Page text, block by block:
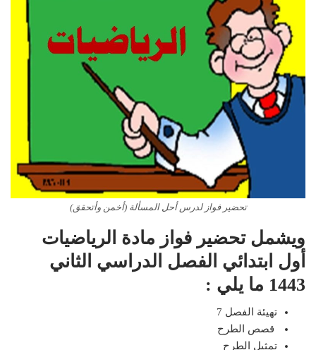
تحضير فواز لدرس أحل المسألة (أخمن وأتحقق)
ويشمل تحضير فواز مادة الرياضيات
أول ابتدائي الفصل الدراسي الثاني
1443 ما يلي :
تهيئة الفصل 7
قصص الطرح
تمثيل الطرح